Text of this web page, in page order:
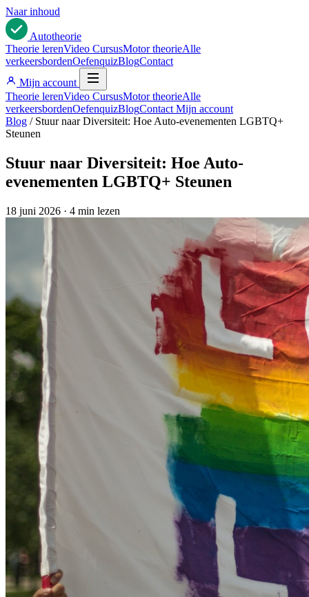
Naar inhoud
Autotheorie
Theorie lerenVideo CursusMotor theorieAlle
verkeersbordenOefenquizBlogContact
Mijn account
Theorie lerenVideo CursusMotor theorieAlle
verkeersbordenOefenquizBlogContact Mijn account
Blog / Stuur naar Diversiteit: Hoe Auto-evenementen LGBTQ+
Steunen
Stuur naar Diversiteit: Hoe Auto-
evenementen LGBTQ+ Steunen
18 juni 2026 · 4 min lezen